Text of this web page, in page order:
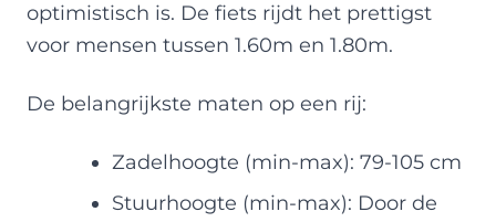
optimistisch is. De fiets rijdt het prettigst
voor mensen tussen 1.60m en 1.80m.
De belangrijkste maten op een rij:
Zadelhoogte (min-max): 79-105 cm
Stuurhoogte (min-max): Door de